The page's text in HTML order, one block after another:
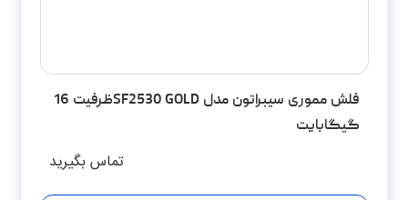
فلش مموری سیبراتون مدل SF2530 GOLDظرفیت 16
گیگابایت
تماس بگیرید